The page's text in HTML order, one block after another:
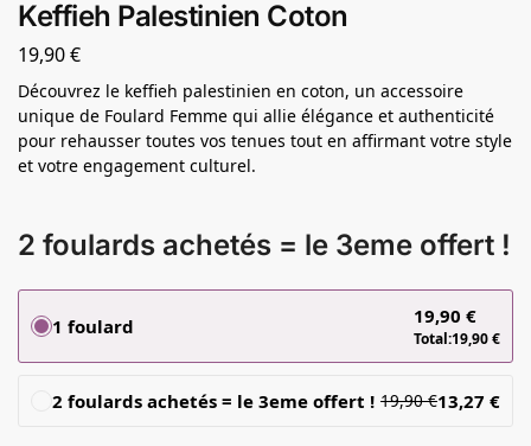
Keffieh Palestinien Coton
19,90€
Découvrez le keffieh palestinien en coton, un accessoire
unique de Foulard Femme qui allie élégance et authenticité
pour rehausser toutes vos tenues tout en affirmant votre style
et votre engagement culturel.
2 foulards achetés = le 3eme offert !
1 foulard 19,90 €
Total:19,90€
2 foulards achetés = le 3eme offert ! 19,90€13,27 €